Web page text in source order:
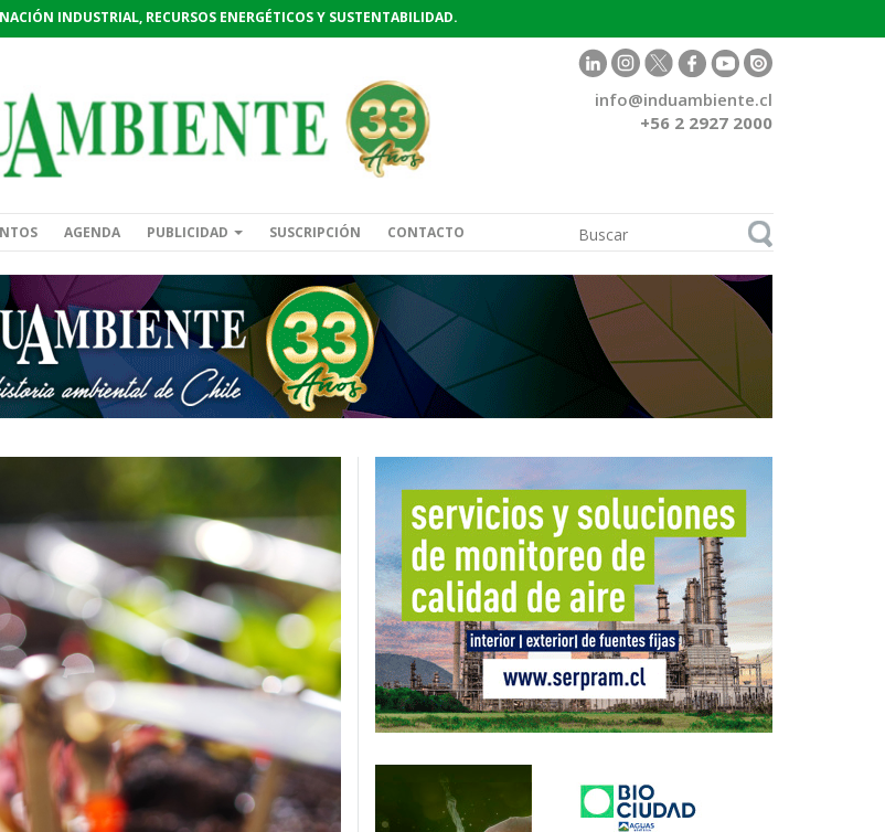
INDUSTRIAL, RECURSOS ENERGÉTICOS Y SUSTENTABILIDAD.
info@induambiente.cl
+56 2 2927 2000
AGENDA PUBLICIDAD SUSCRIPCIÓN CONTACTO